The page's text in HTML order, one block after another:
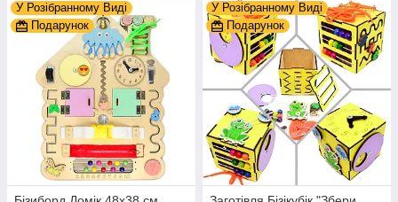
У Розібранному Виді
Подарунок
У Розібранному Виді
Подарунок